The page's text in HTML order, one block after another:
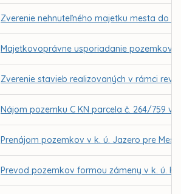
Zverenie nehnuteľného majetku mesta do
Majetkovoprávne usporiadanie pozemkov
Zverenie stavieb realizovaných v rámci
Nájom pozemku C KN parcela č. 264/759
Prenájom pozemkov v k. ú. Jazero pre
Prevod pozemkov formou zámeny v k. ú.